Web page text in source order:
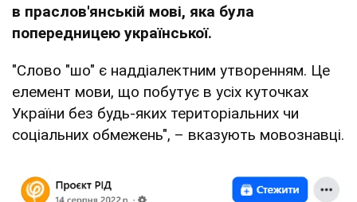
в праслов'янській мові, яка була
попередницею української.
"Слово "шо" є наддіалектним утворенням. Це
елемент мови, що побутує в усіх куточках
України без будь-яких територіальних чи
соціальних обмежень", – вказують мовознавці.